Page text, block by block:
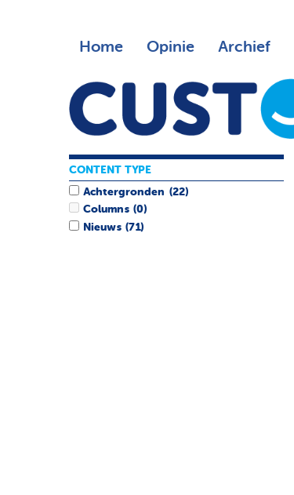
Home Opinie Archief
CONTENT TYPE
Achtergronden (22)
Columns (0)
Nieuws (71)